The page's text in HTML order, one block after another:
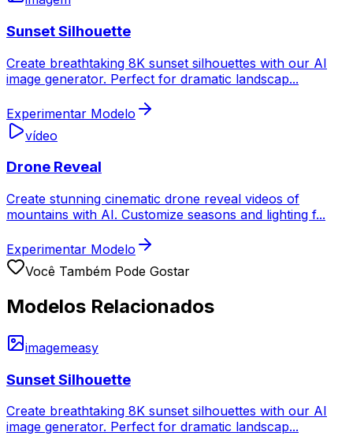
Sunset Silhouette
Create breathtaking 8K sunset silhouettes with our AI
image generator. Perfect for dramatic landscap...
Experimentar Modelo
vídeo
Drone Reveal
Create stunning cinematic drone reveal videos of
mountains with AI. Customize seasons and lighting f...
Experimentar Modelo
Você Também Pode Gostar
Modelos Relacionados
imagemeasy
Sunset Silhouette
Create breathtaking 8K sunset silhouettes with our AI
image generator. Perfect for dramatic landscap...